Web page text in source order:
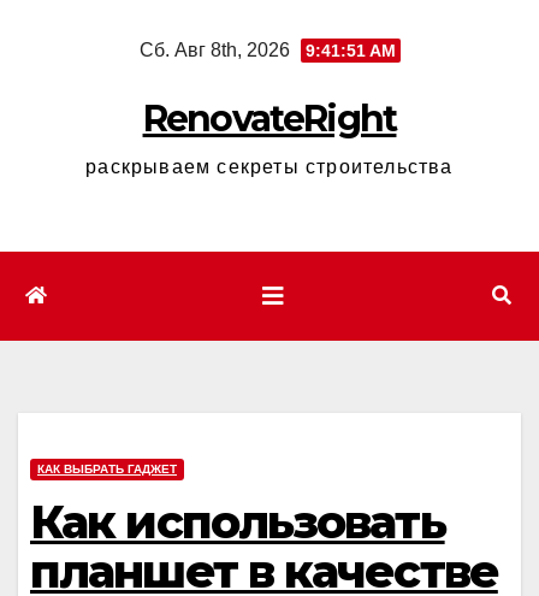
Сб. Авг 8th, 2026 9:41:52 AM
RenovateRight
раскрываем секреты строительства
КАК ВЫБРАТЬ ГАДЖЕТ
Как использовать
планшет в качестве